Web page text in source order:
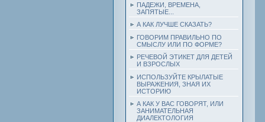
ПАДЕЖИ, ВРЕМЕНА,
ЗАПЯТЫЕ...
А КАК ЛУЧШЕ СКАЗАТЬ?
ГОВОРИМ ПРАВИЛЬНО ПО
СМЫСЛУ ИЛИ ПО ФОРМЕ?
РЕЧЕВОЙ ЭТИКЕТ ДЛЯ ДЕТЕЙ
И ВЗРОСЛЫХ
ИСПОЛЬЗУЙТЕ КРЫЛАТЫЕ
ВЫРАЖЕНИЯ, ЗНАЯ ИХ
ИСТОРИЮ
А КАК У ВАС ГОВОРЯТ, ИЛИ
ЗАНИМАТЕЛЬНАЯ
ДИАЛЕКТОЛОГИЯ